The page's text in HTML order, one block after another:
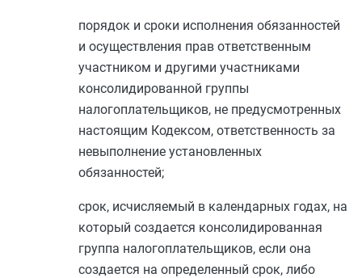
порядок и сроки исполнения обязанностей
и осуществления прав ответственным
участником и другими участниками
консолидированной группы
налогоплательщиков, не предусмотренных
настоящим Кодексом, ответственность за
невыполнение установленных
обязанностей;
срок, исчисляемый в календарных годах, на
который создается консолидированная
группа налогоплательщиков, если она
создается на определенный срок, либо